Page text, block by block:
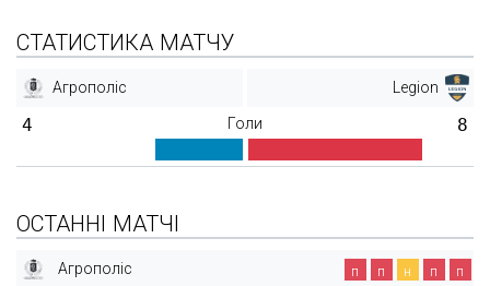
СТАТИСТИКА МАТЧУ
Агрополіс Legion
4 Голи 8
ОСТАННІ МАТЧІ
Агрополіс п п н п п